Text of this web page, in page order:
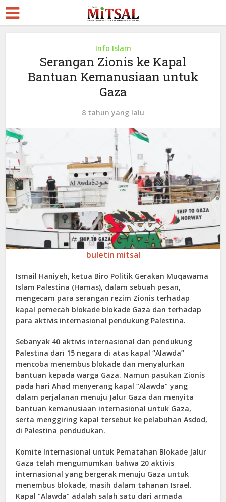
Info Islam
Serangan Zionis ke Kapal
Bantuan Kemanusiaan untuk
Gaza
8 tahun yang lalu
buletin mitsal
Ismail Haniyeh, ketua Biro Politik Gerakan Muqawama
Islam Palestina (Hamas), dalam sebuah pesan,
mengecam para serangan rezim Zionis terhadap
kapal pemecah blokade blokade Gaza dan terhadap
para aktivis internasional pendukung Palestina.
Sebanyak 40 aktivis internasional dan pendukung
Palestina dari 15 negara di atas kapal “Alawda”
mencoba menembus blokade dan menyalurkan
bantuan kepada warga Gaza. Namun pasukan Zionis
pada hari Ahad menyerang kapal “Alawda” yang
dalam perjalanan menuju Jalur Gaza dan menyita
bantuan kemanusiaan internasional untuk Gaza,
serta menggiring kapal tersebut ke pelabuhan Asdod,
di Palestina pendudukan.
Komite Internasional untuk Pematahan Blokade Jalur
Gaza telah mengumumkan bahwa 20 aktivis
internasional yang bergerak menuju Gaza untuk
menembus blokade, masih dalam tahanan Israel.
Kapal “Alawda” adalah salah satu dari armada